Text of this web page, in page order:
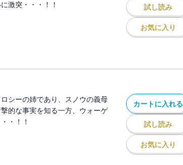
激突・・・！！
試し読み
お気に入り
シーの姉であり、スノウの義母
的な事実を知る一方、ウォーゲ
・！！
カートに入れる
試し読み
お気に入り